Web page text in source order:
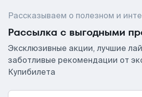
Рассказываем о полезном и
Рассылка с выгодными
Эксклюзивные акции, лучшие
заботливые рекомендации от
Купибилета